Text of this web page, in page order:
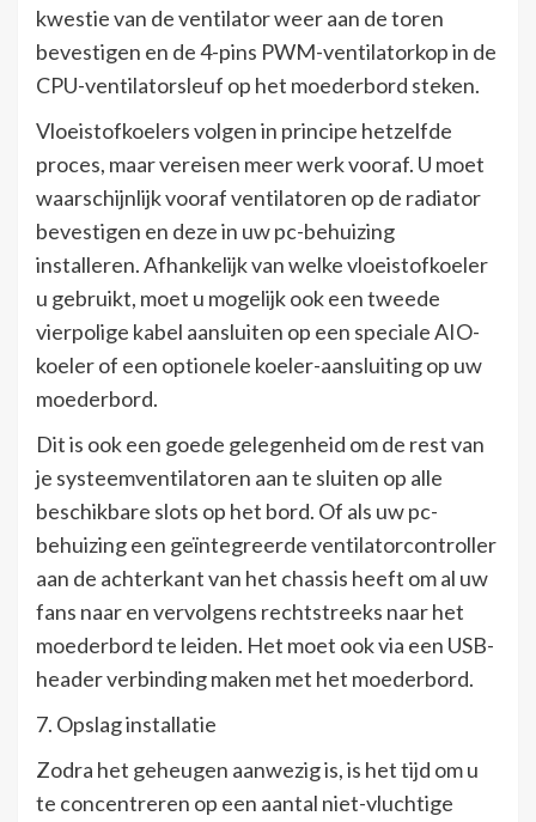
kwestie van de ventilator weer aan de toren
bevestigen en de 4-pins PWM-ventilatorkop in de
CPU-ventilatorsleuf op het moederbord steken.
Vloeistofkoelers volgen in principe hetzelfde
proces, maar vereisen meer werk vooraf. U moet
waarschijnlijk vooraf ventilatoren op de radiator
bevestigen en deze in uw pc-behuizing
installeren. Afhankelijk van welke vloeistofkoeler
u gebruikt, moet u mogelijk ook een tweede
vierpolige kabel aansluiten op een speciale AIO-
koeler of een optionele koeler-aansluiting op uw
moederbord.
Dit is ook een goede gelegenheid om de rest van
je systeemventilatoren aan te sluiten op alle
beschikbare slots op het bord. Of als uw pc-
behuizing een geïntegreerde ventilatorcontroller
aan de achterkant van het chassis heeft om al uw
fans naar en vervolgens rechtstreeks naar het
moederbord te leiden. Het moet ook via een USB-
header verbinding maken met het moederbord.
7. Opslag installatie
Zodra het geheugen aanwezig is, is het tijd om u
te concentreren op een aantal niet-vluchtige